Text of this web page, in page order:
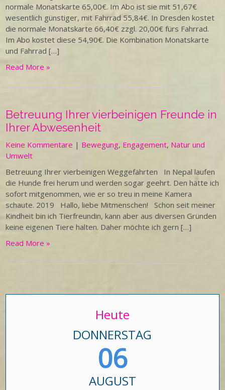
normale Monatskarte 65,00€. Im Abo ist sie mit 51,67€
wesentlich günstiger, mit Fahrrad 55,84€. In Dresden kostet
die normale Monatskarte 66,40€ zzgl. 20,00€ fürs Fahrrad.
Im Abo kostet diese 54,90€. Die Kombination Monatskarte
und Fahrrad […]
Read More »
Betreuung Ihrer vierbeinigen Freunde in
Ihrer Abwesenheit
Keine Kommentare | Bewegung, Engagement, Natur und
Umwelt
Betreuung Ihrer vierbeinigen Weggefährten In Nepal laufen
die Hunde frei herum und werden sogar geehrt. Den hätte ich
sofort mitgenommen, wie er so treu in meine Kamera
schaute. 2019 Hallo, liebe Mitmenschen! Schon seit meiner
Kindheit bin ich Tierfreundin, kann aber aus diversen Gründen
keine eigenen Tiere halten. Daher möchte ich gern […]
Read More »
Heute
DONNERSTAG
06
AUGUST